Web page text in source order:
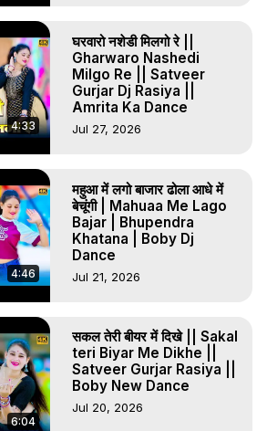
4:33
घरवारो नशेडी मिलगो रे ||
Gharwaro Nashedi
Milgo Re || Satveer
Gurjar Dj Rasiya ||
Amrita Ka Dance
Jul 27, 2026
4:46
महुआ में लगो बाजार ढोला आधे में
बेचूंगी | Mahuaa Me Lago
Bajar | Bhupendra
Khatana | Boby Dj
Dance
Jul 21, 2026
6:04
सकल तेरी बीयर में दिखे || Sakal
teri Biyar Me Dikhe ||
Satveer Gurjar Rasiya ||
Boby New Dance
Jul 20, 2026